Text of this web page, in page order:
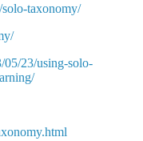
taxonomy/
05/23/using-solo-